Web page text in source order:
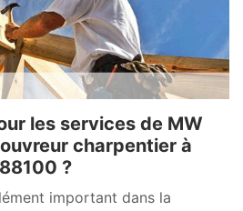
les services de MW
charpentier à
?
important dans la